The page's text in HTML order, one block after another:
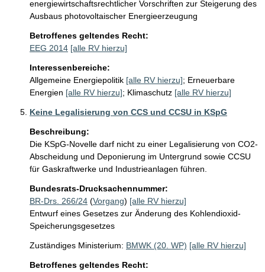
energiewirtschaftsrechtlicher Vorschriften zur Steigerung des
Ausbaus photovoltaischer Energieerzeugung
Betroffenes geltendes Recht:
EEG 2014 [alle RV hierzu]
Interessenbereiche:
Allgemeine Energiepolitik [alle RV hierzu]; Erneuerbare
Energien [alle RV hierzu]; Klimaschutz [alle RV hierzu]
Keine Legalisierung von CCS und CCSU in KSpG
Beschreibung:
Die KSpG-Novelle darf nicht zu einer Legalisierung von CO2-
Abscheidung und Deponierung im Untergrund sowie CCSU
für Gaskraftwerke und Industrieanlagen führen.
Bundesrats-Drucksachennummer:
BR-Drs. 266/24 (Vorgang) [alle RV hierzu]
Entwurf eines Gesetzes zur Änderung des Kohlendioxid-
Speicherungsgesetzes
Zuständiges Ministerium: BMWK (20. WP) [alle RV hierzu]
Betroffenes geltendes Recht: